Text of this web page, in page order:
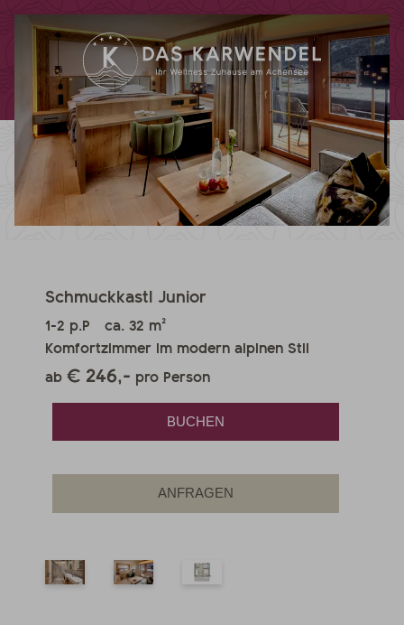
Schmuckkastl Junior
1-2 p.P
ca. 32 m²
Komfortzimmer im modern alpinen Stil
ab € 246,- pro Person
BUCHEN
ANFRAGEN